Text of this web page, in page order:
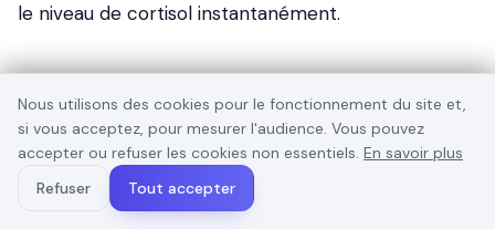
le niveau de cortisol instantanément.
d’automatiser ?
Automatise d’abord ce qui est
l’humain sur ce qui demande
Nous utilisons des cookies pour le fonctionnement du site et,
si vous acceptez, pour mesurer l'audience. Vous pouvez
accepter ou refuser les cookies non essentiels. En savoir plus
Refuser
Tout accepter